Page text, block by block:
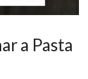
a Pasta